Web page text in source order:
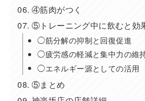
④筋肉がつく
⑤トレーニング中に飲むと効
◯筋分解の抑制と回復促進
◯疲労感の軽減と集中力の維
◯エネルギー源としての活用
⑤まとめ